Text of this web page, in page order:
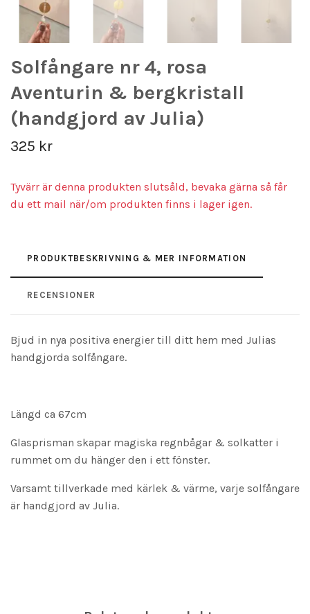
Solfångare nr 4, rosa
Aventurin & bergkristall
(handgjord av Julia)
325 kr
Tyvärr är denna produkten slutsåld, bevaka gärna så får
du ett mail när/om produkten finns i lager igen.
PRODUKTBESKRIVNING & MER INFORMATION
RECENSIONER
Bjud in nya positiva energier till ditt hem med Julias
handgjorda solfångare.
Längd ca 67cm
Glasprisman skapar magiska regnbågar & solkatter i
rummet om du hänger den i ett fönster.
Varsamt tillverkade med kärlek & värme, varje solfångare
är handgjord av Julia.